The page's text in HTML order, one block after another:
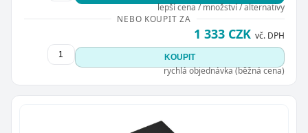
lepší cena / množství / alternativy
NEBO KOUPIT ZA
1 333 CZK vč. DPH
KOUPIT
rychlá objednávka (běžná cena)